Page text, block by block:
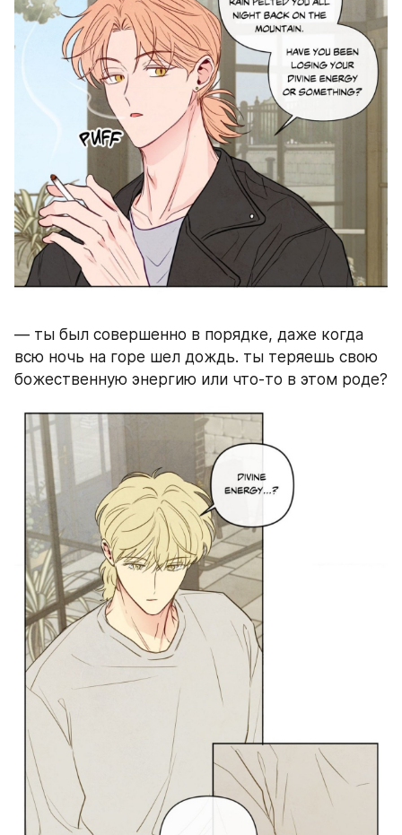
— ты был совершенно в порядке, даже когда
всю ночь на горе шел дождь. ты теряешь свою